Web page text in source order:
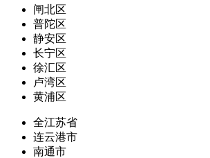
闸北区
普陀区
静安区
长宁区
徐汇区
卢湾区
黄浦区
全江苏省
连云港市
南通市